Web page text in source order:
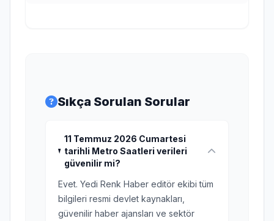
Sıkça Sorulan Sorular
11 Temmuz 2026 Cumartesi
tarihli Metro Saatleri verileri
güvenilir mi?
Evet. Yedi Renk Haber editör ekibi tüm
bilgileri resmi devlet kaynakları,
güvenilir haber ajansları ve sektör